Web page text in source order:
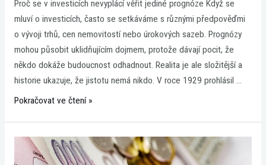
Proč se v investicích nevyplácí věřit jediné prognóze Když se
mluví o investicích, často se setkáváme s různými předpověďmi
o vývoji trhů, cen nemovitostí nebo úrokových sazeb. Prognózy
mohou působit uklidňujícím dojmem, protože dávají pocit, že
někdo dokáže budoucnost odhadnout. Realita je ale složitější a
historie ukazuje, že jistotu nemá nikdo. V roce 1929 prohlásil …
Pokračovat ve čtení »
Stručný
průvodce